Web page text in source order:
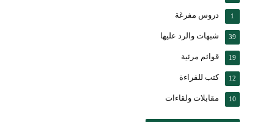
دروس مفرغة 1
شبهات والرد عليها 39
قوائم مرئية 19
كتب للقراءة 12
مقابلات ولقاءات 10